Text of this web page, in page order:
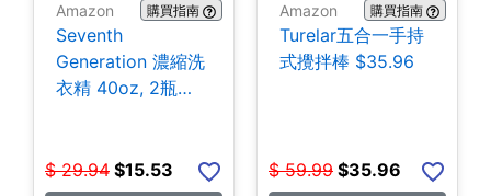
Amazon 購買指南
Seventh
Generation 濃縮洗
衣精 40oz, 2瓶
$ 29.94 $15.53
Amazon 購買指南
Turelar五合一手持
式攪拌棒 $35.96
$ 59.99 $35.96